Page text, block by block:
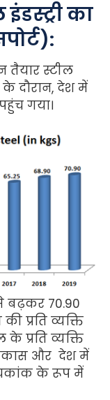
का
तैयार स्टील
के दौरान, देश में
गया।
से बढ़कर 70.90
प्रति व्यक्ति
प्रति व्यक्ति
और देश में
के रूप में